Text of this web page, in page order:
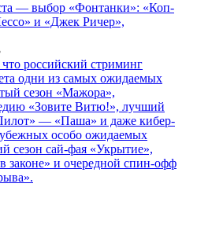
— выбор «Фонтанки»: «Коп-
и «Джек Ричер»,
российский стриминг
одни из самых ожидаемых
сезон «Мажора»,
«Зовите Витю!», лучший
— «Паша» и даже кибер-
особо ожидаемых
сезон сай-фая «Укрытие»,
законе» и очередной спин-офф